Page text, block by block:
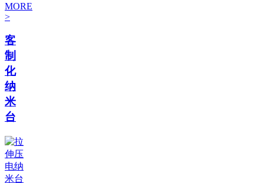
MORE
>
客
制
化
纳
米
台